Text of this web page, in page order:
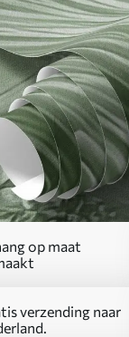
op maat
verzending naar